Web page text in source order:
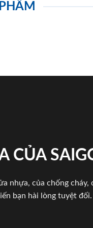
CỦA
nhựa, của chống
bạn hài lòng tuyệt đối.